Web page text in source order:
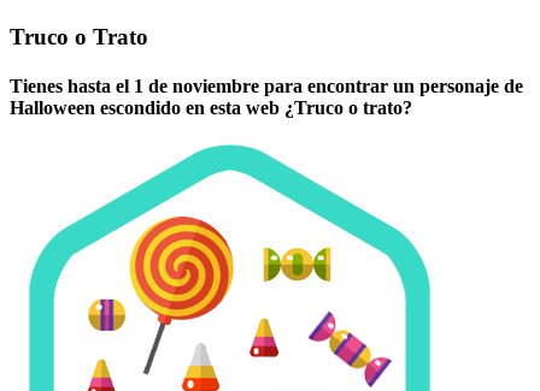
Truco o Trato
Tienes hasta el 1 de noviembre para encontrar un personaje de
Halloween escondido en esta web ¿Truco o trato?